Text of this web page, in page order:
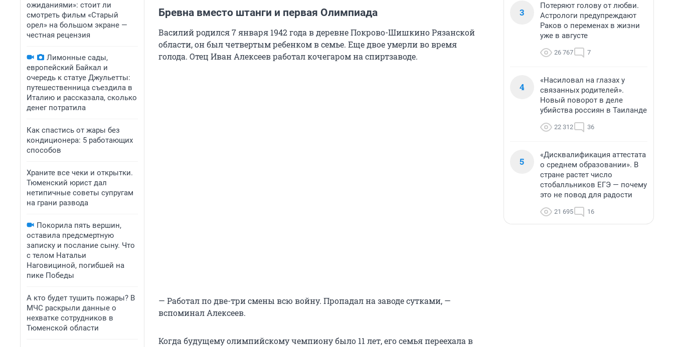
ожиданиями»: стоит ли
смотреть фильм «Старый
орел» на большом экране —
честная рецензия
Лимонные сады,
европейский Байкал и
очередь к статуе Джульетты:
путешественница съездила в
Италию и рассказала, сколько
денег потратила
Как спастись от жары без
кондиционера: 5 работающих
способов
Храните все чеки и открытки.
Тюменский юрист дал
нетипичные советы супругам
на грани развода
Покорила пять вершин,
оставила предсмертную
записку и послание сыну. Что
с телом Натальи
Наговициной, погибшей на
пике Победы
А кто будет тушить пожары? В
МЧС раскрыли данные о
нехватке сотрудников в
Тюменской области
Бревна вместо штанги и первая Олимпиада
Василий родился 7 января 1942 года в деревне Покрово-Шишкино Рязанской
области, он был четвертым ребенком в семье. Еще двое умерли во время
голода. Отец Иван Алексеев работал кочегаром на спиртзаводе.
— Работал по две-три смены всю войну. Пропадал на заводе сутками, —
вспоминал Алексеев.
Когда будущему олимпийскому чемпиону было 11 лет, его семья переехала в
3
Потеряют голову от любви.
Астрологи предупреждают
Раков о переменах в жизни
уже в августе
26 767 7
4
«Насиловал на глазах у
связанных родителей».
Новый поворот в деле
убийства россиян в Таиланде
22 312 36
5
«Дисквалификация аттестата
о среднем образовании». В
стране растет число
стобалльников ЕГЭ — почему
это не повод для радости
21 695 16